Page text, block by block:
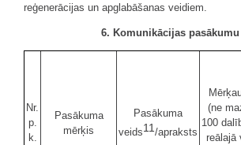
reģenerācijas un apglabāšanas veidiem.
6. Komunikācijas
Nr.
p.
k.
Pasākuma
mērķis
Pasākuma
veids11/apraksts
(ne
100
reālajā